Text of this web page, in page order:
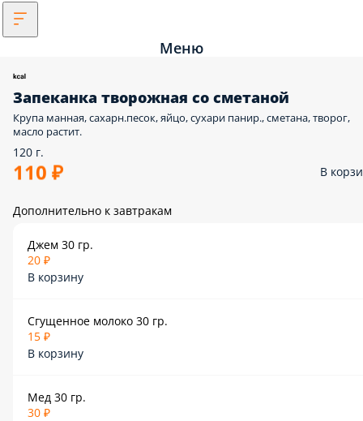
Меню
Запеканка творожная со сметаной
Крупа манная, сахарн.песок, яйцо, сухари панир., сметана, творог,
масло растит.
120 г.
110 ₽ В
Дополнительно к завтракам
Джем 30 гр.
20 ₽
В корзину
Сгущенное молоко 30 гр.
15 ₽
В корзину
Мед 30 гр.
30 ₽